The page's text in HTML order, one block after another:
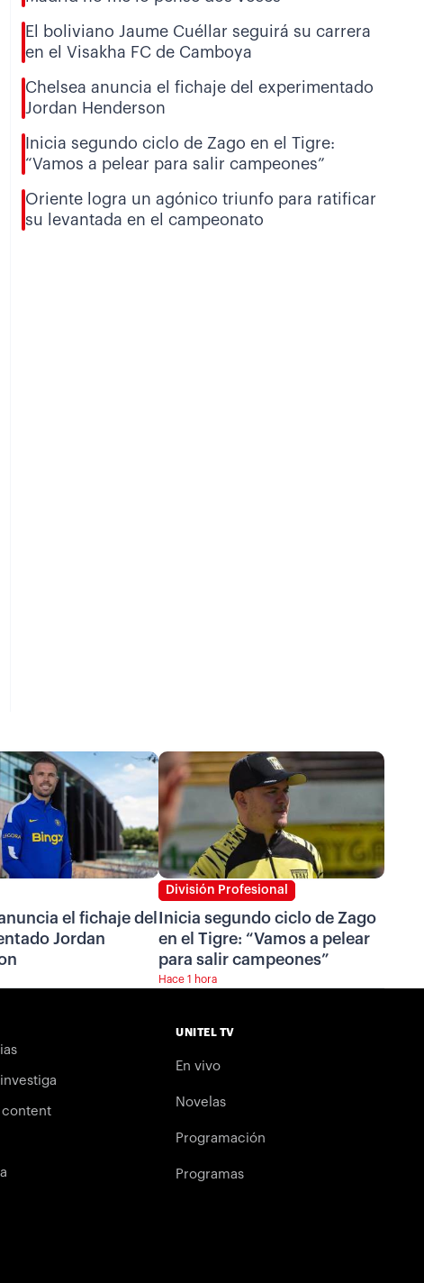
El boliviano Jaume Cuéllar seguirá su carrera
en el Visakha FC de Camboya
Chelsea anuncia el fichaje del experimentado
Jordan Henderson
Inicia segundo ciclo de Zago en el Tigre:
“Vamos a pelear para salir campeones”
Oriente logra un agónico triunfo para ratificar
su levantada en el campeonato
el fichaje del
Jordan
División Profesional
Inicia segundo ciclo de Zago
en el Tigre: “Vamos a pelear
para salir campeones”
Hace 1 hora
investiga
content
UNITEL TV
En vivo
Novelas
Programación
Programas